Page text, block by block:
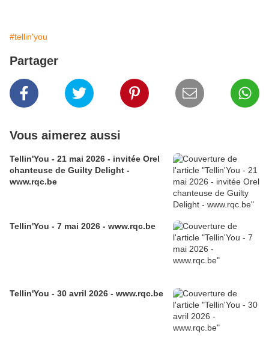
#tellin'you
Partager
Vous aimerez aussi
Tellin'You - 21 mai 2026 - invitée Orel
chanteuse de Guilty Delight -
www.rqc.be
Tellin'You - 7 mai 2026 - www.rqc.be
Tellin'You - 30 avril 2026 - www.rqc.be